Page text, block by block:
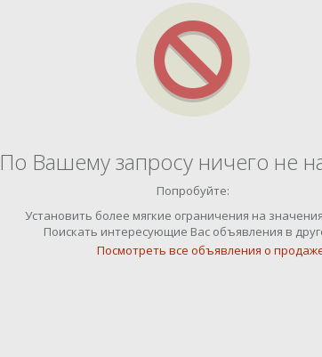
По Вашему запросу ничего не
Попробуйте:
Установить более мягкие ограничения на
Поискать интересующие Вас объявления в
Посмотреть все объявления о